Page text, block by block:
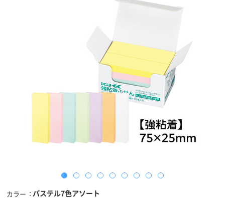
カラー パステル7色アソート